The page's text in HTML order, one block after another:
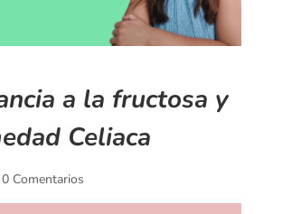
a la fructosa y
Celiaca
0 Comentarios